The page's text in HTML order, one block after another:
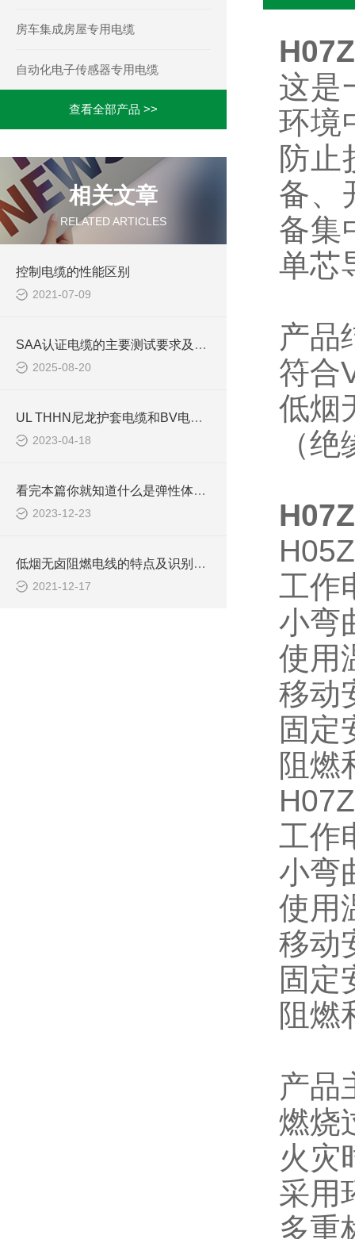
房车集成房屋专用电缆
自动化电子传感器专用电缆
查看全部产品 >>
相关文章
RELATED ARTICLES
控制电缆的性能区别
2021-07-09
SAA认证电缆的主要测试要求及应用领域
2025-08-20
UL THHN尼龙护套电缆和BV电缆相比有什么优势？
2023-04-18
看完本篇你就知道什么是弹性体电缆了
2023-12-23
低烟无卤阻燃电线的特点及识别方法
2021-12-17
这是
环境
防止
备、
备集
单芯
产品
符合
低烟
（
工作
小弯
使用
移动
固定
阻燃
工作
小弯
使用
移动
固定
阻燃
产品
燃烧
火灾
采用
多重